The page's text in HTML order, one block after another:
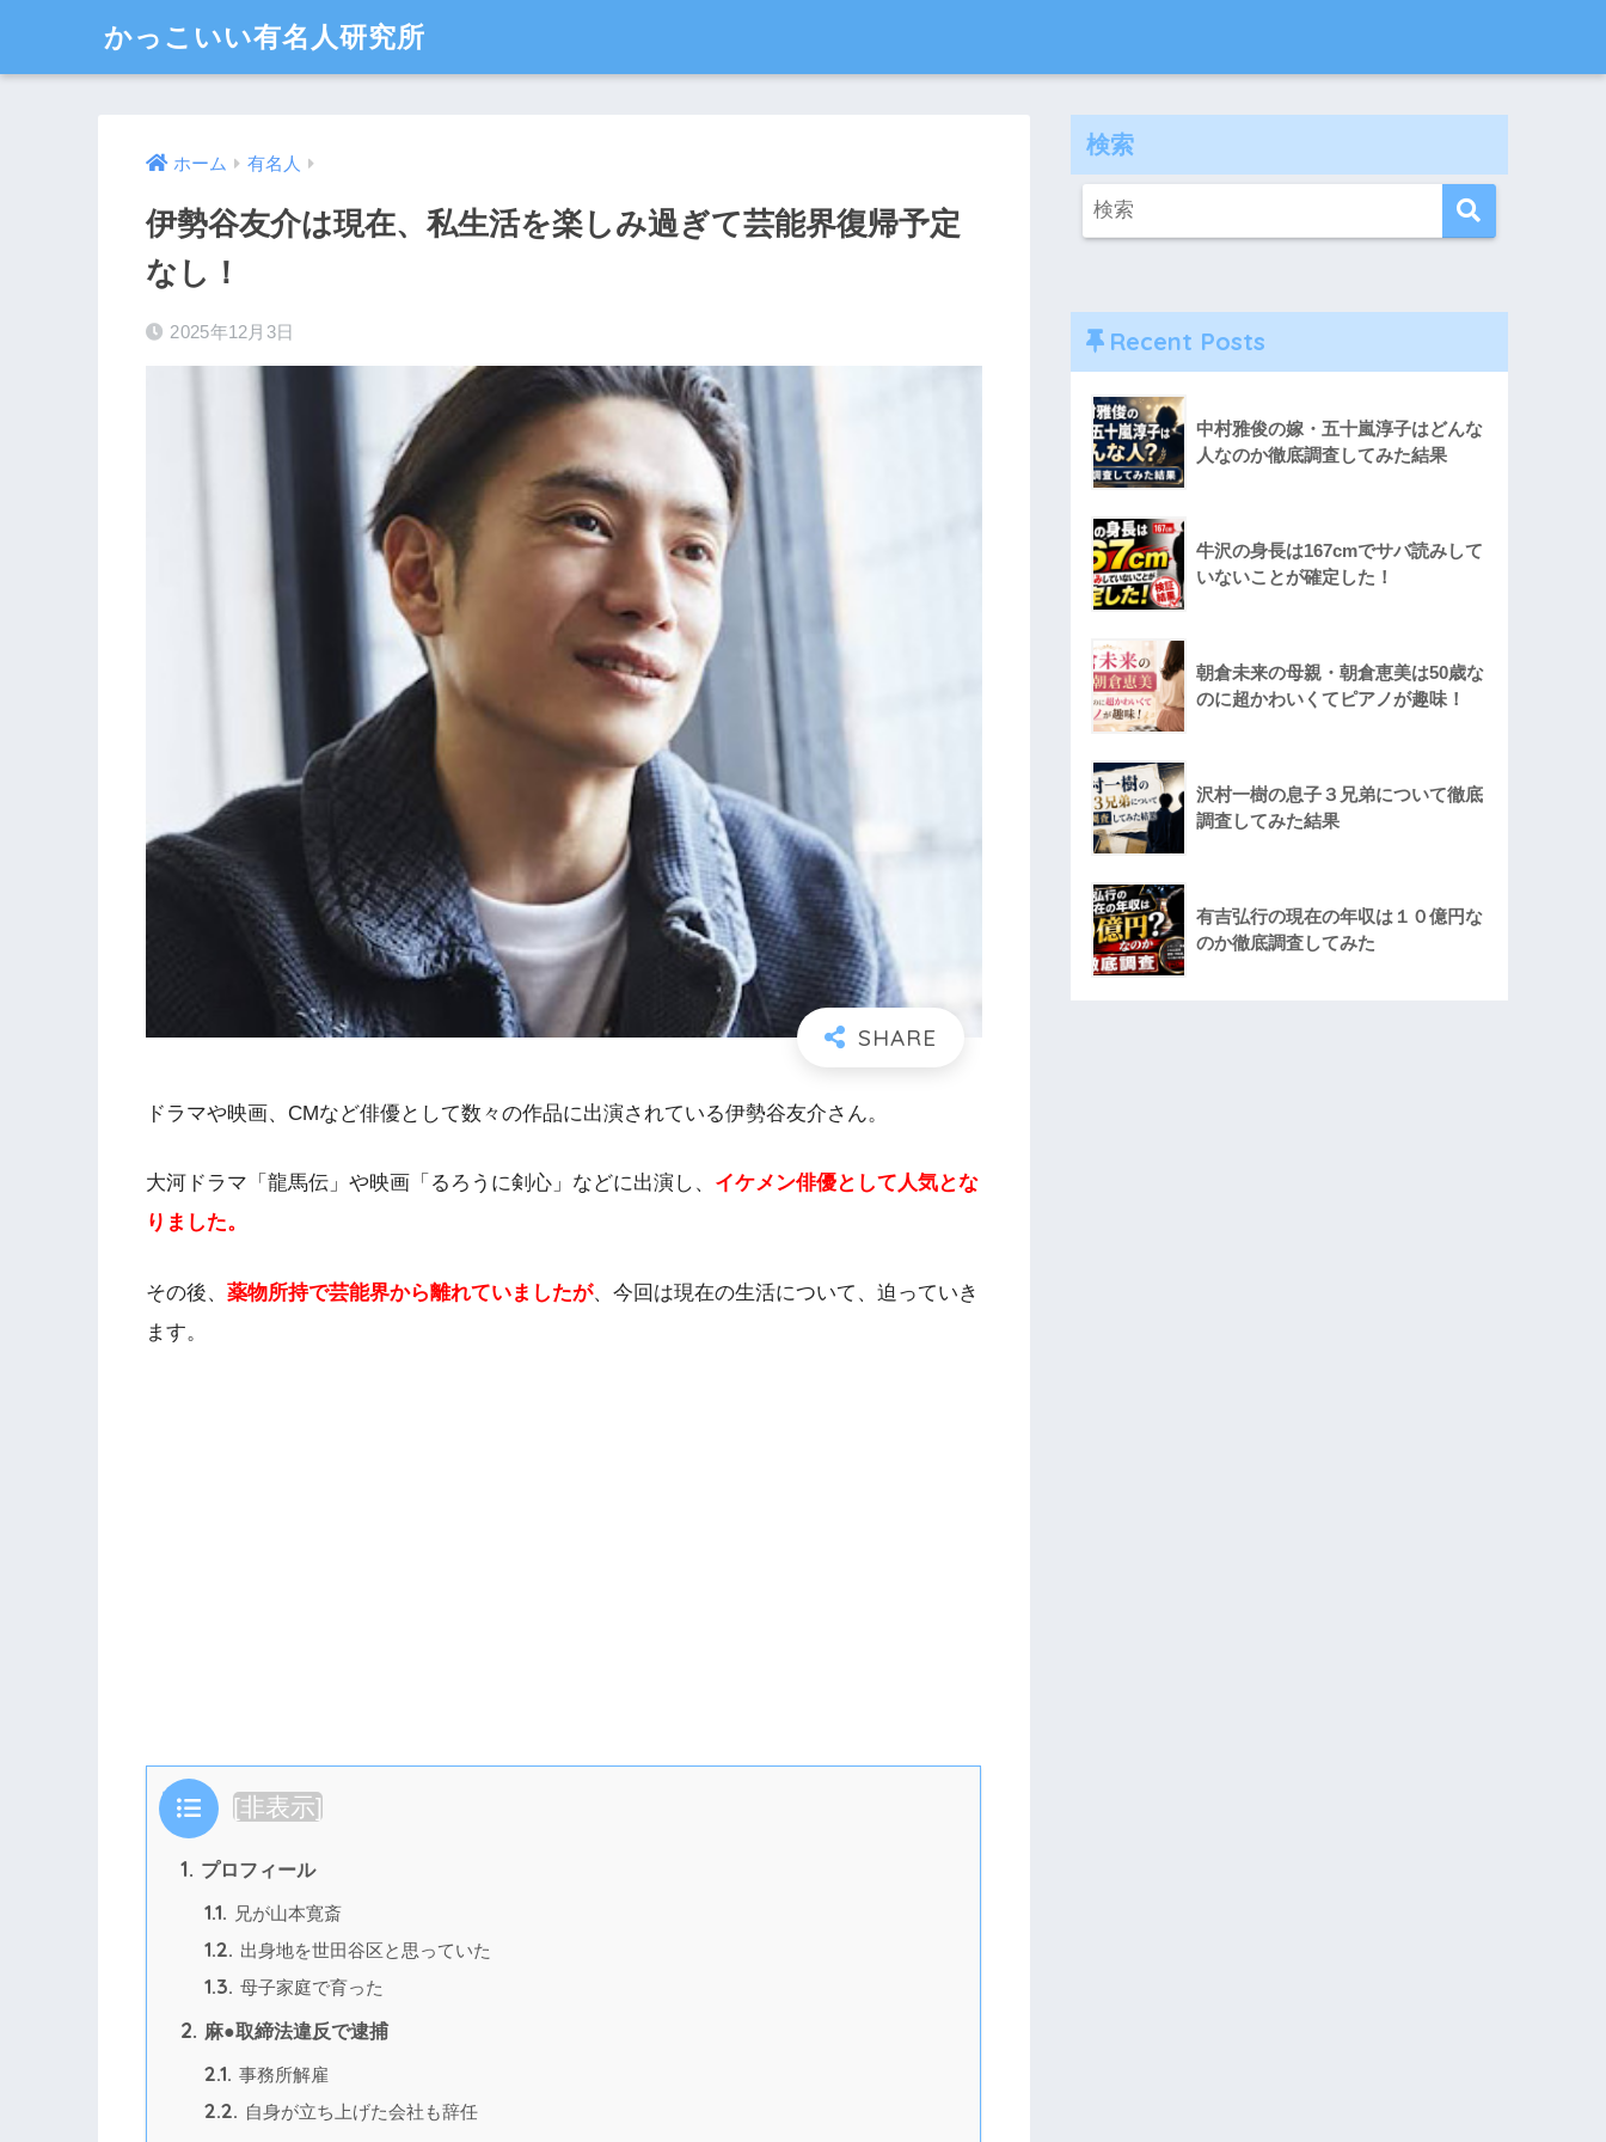
かっこいい有名人研究所
ホーム 有名人
伊勢谷友介は現在、私生活を楽しみ過ぎて芸能界復帰予定
なし！
2025年12月3日
ドラマや映画、CMなど俳優として数々の作品に出演されている伊勢谷友介さん。
大河ドラマ「龍馬伝」や映画「るろうに剣心」などに出演し、 イケメン俳優として人気とな
りました。
その後、 薬物所持で芸能界から離れていましたが、今回は現在の生活について、迫っていき
ます。
目次 [非表示]
1. プロフィール
1.1. 兄が山本寛斎
1.2. 出身地を世田谷区と思っていた
1.3. 母子家庭で育った
2. 麻●取締法違反で逮捕
2.1. 事務所解雇
2.2. 自身が立ち上げた会社も辞任
検索
Recent Posts
中村雅俊の嫁・五十嵐淳子はどんな
人なのか徹底調査してみた結果
牛沢の身長は167cmでサバ読みして
いないことが確定した！
朝倉未来の母親・朝倉恵美は50歳な
のに超かわいくてピアノが趣味！
沢村一樹の息子３兄弟について徹底
調査してみた結果
有吉弘行の現在の年収は１０億円な
のか徹底調査してみた